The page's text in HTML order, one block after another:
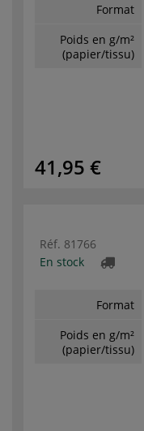
Format
Poids en g/m²
(papier/tissu)
41,95 €
Réf. 81766
En stock
Format
Poids en g/m²
(papier/tissu)